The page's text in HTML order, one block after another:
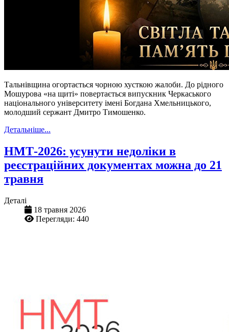
Тальнівщина огортається чорною хусткою жалоби. До рідного
Мошурова «на щиті» повертається випускник Черкаського
національного університету імені Богдана Хмельницького,
молодший сержант Дмитро Тимошенко.
Детальніше...
НМТ-2026: усунути недоліки в
реєстраційних документах можна до 21
травня
Деталі
18 травня 2026
Перегляди: 440